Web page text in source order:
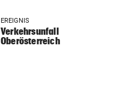
EREIGNIS
Verkehrsunfall
Oberösterreich